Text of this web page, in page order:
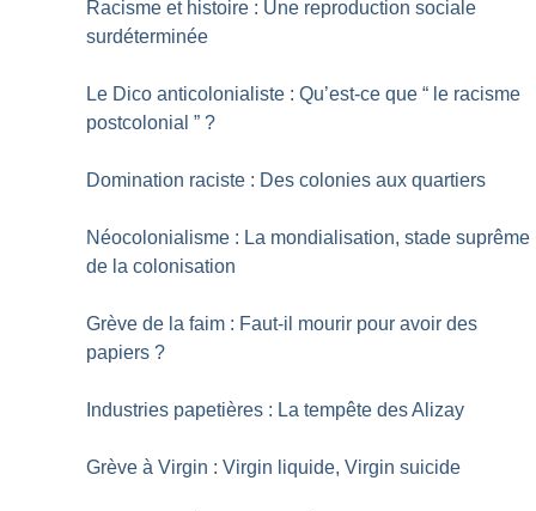
Racisme et histoire : Une reproduction sociale
surdéterminée
Le Dico anticolonialiste : Qu’est-ce que “ le racisme
postcolonial ” ?
Domination raciste : Des colonies aux quartiers
Néocolonialisme : La mondialisation, stade suprême
de la colonisation
Grève de la faim : Faut-il mourir pour avoir des
papiers ?
Industries papetières : La tempête des Alizay
Grève à Virgin : Virgin liquide, Virgin suicide